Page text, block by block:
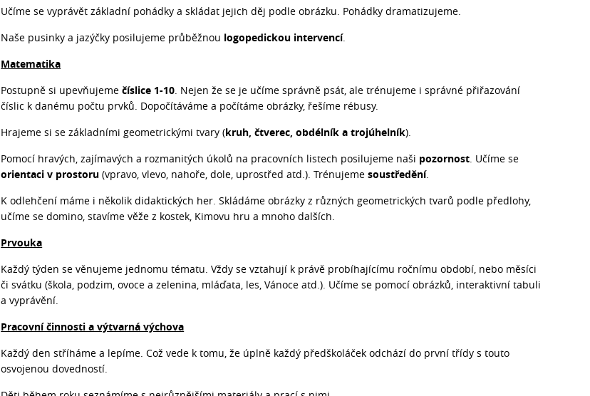
Učíme se vyprávět základní pohádky a skládat jejich děj podle obrázku. Pohádky dramatizujeme.
Naše pusinky a jazýčky posilujeme průběžnou logopedickou intervencí.
Matematika
Postupně si upevňujemečíslice 1-10. Nejen že se je učíme správně psát, ale trénujeme i správné přiřazování
číslic k danému počtu prvků. Dopočítáváme a počítáme obrázky, řešíme rébusy.
Hrajeme si se základními geometrickými tvary (kruh, čtverec, obdélník a trojúhelník).
Pomocí hravých, zajímavých a rozmanitých úkolů na pracovních listech posilujeme naši pozornost. Učíme se
orientaci v prostoru (vpravo, vlevo, nahoře, dole, uprostřed atd.). Trénujemesoustředění.
K odlehčení máme i několik didaktických her. Skládáme obrázky z různých geometrických tvarů podle předlohy,
učíme se domino, stavíme věže z kostek, Kimovu hru a mnoho dalších.
Prvouka
Každý týden se věnujeme jednomu tématu. Vždy se vztahují k právě probíhajícímu ročnímu období, nebo měsíci
či svátku (škola, podzim, ovoce a zelenina, mláďata, les, Vánoce atd.). Učíme se pomocí obrázků, interaktivní tabuli
a vyprávění.
Pracovní činnosti a výtvarná výchova
Každý den stříháme a lepíme. Což vede k tomu, že úplně každý předškoláček odchází do první třídy s touto
osvojenou dovedností.